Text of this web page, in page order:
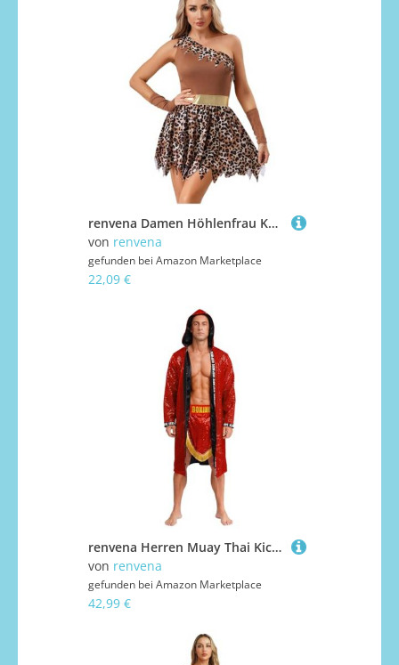
renvena Damen Höhlenfrau Kostüm Neandertaler Cosplay Outfit Leopardmuster One Shoulder Minikleid Halloween Mottoparty Karneval Kostüm Dunkelbraun XXL
von renvena
gefunden bei Amazon Marketplace
22,09 €
renvena Herren Muay Thai Kickboxer Kostüm Pailletten Mantel Robe mit Kapuzen Boxen Shorts Mottparty Fasching Karneval Kostüm Rot M
von renvena
gefunden bei Amazon Marketplace
42,99 €